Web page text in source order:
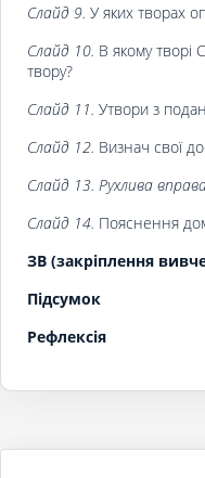
Слайд 9. У яких творах
Слайд 10. В якому творі
твору?
Слайд 11. Утвори з
Слайд 12. Визнач свої
Слайд 13. Рухлива
Слайд 14. Пояснення
ЗВ (закріплення
Підсумок
Рефлексія